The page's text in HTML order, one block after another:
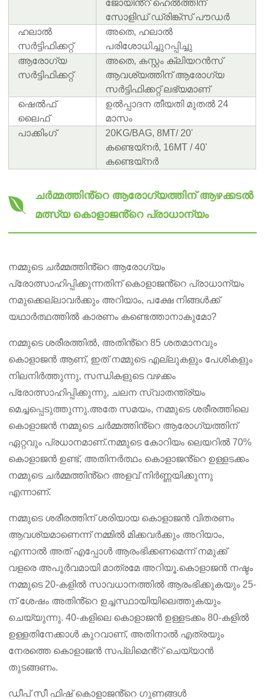
ജോയിൻ്റ് ഹെൽത്തിന്
സോളിഡ് ഡ്രിങ്ക്‌സ് പൗഡർ
ഹലാൽ
സർട്ടിഫിക്കറ്റ്
അതെ, ഹലാൽ
പരിശോധിച്ചുറപ്പിച്ചു
ആരോഗ്യ
സർട്ടിഫിക്കറ്റ്
അതെ, കസ്റ്റം ക്ലിയറൻസ്
ആവശ്യത്തിന് ആരോഗ്യ
സർട്ടിഫിക്കറ്റ് ലഭ്യമാണ്
ഷെൽഫ്
ലൈഫ്
ഉൽപ്പാദന തീയതി മുതൽ 24
മാസം
പാക്കിംഗ്
20KG/BAG, 8MT/ 20'
കണ്ടെയ്നർ, 16MT / 40'
കണ്ടെയ്നർ
ചർമ്മത്തിൻ്റെ ആരോഗ്യത്തിന് ആഴക്കടൽ
മത്സ്യ കൊളാജൻ്റെ പ്രാധാന്യം
നമ്മുടെ ചർമ്മത്തിൻ്റെ ആരോഗ്യം
പ്രോത്സാഹിപ്പിക്കുന്നതിന് കൊളാജൻ്റെ പ്രാധാന്യം
നമുക്കെല്ലാവർക്കും അറിയാം, പക്ഷേ നിങ്ങൾക്ക്
യഥാർത്ഥത്തിൽ കാരണം കണ്ടെത്താനാകുമോ?
നമ്മുടെ ശരീരത്തിൽ, അതിൻ്റെ 85 ശതമാനവും
കൊളാജൻ ആണ്, ഇത് നമ്മുടെ എല്ലുകളും പേശികളും
നിലനിർത്തുന്നു, സന്ധികളുടെ വഴക്കം
പ്രോത്സാഹിപ്പിക്കുന്നു, ചലന സ്വാതന്ത്ര്യം
മെച്ചപ്പെടുത്തുന്നു.അതേ സമയം, നമ്മുടെ ശരീരത്തിലെ
കൊളാജൻ നമ്മുടെ ചർമ്മത്തിൻ്റെ ആരോഗ്യത്തിന്
ഏറ്റവും പ്രധാനമാണ്.നമ്മുടെ കോറിയം ലെയറിൽ 70%
കൊളാജൻ ഉണ്ട്, അതിനർത്ഥം കൊളാജൻ്റെ ഉള്ളടക്കം
നമ്മുടെ ചർമ്മത്തിൻ്റെ അളവ് നിർണ്ണയിക്കുന്നു
എന്നാണ്.
നമ്മുടെ ശരീരത്തിന് ശരിയായ കൊളാജൻ വിതരണം
ആവശ്യമാണെന്ന് നമ്മിൽ മിക്കവർക്കും അറിയാം,
എന്നാൽ അത് എപ്പോൾ ആരംഭിക്കണമെന്ന് നമുക്ക്
വളരെ അപൂർവമായി മാത്രമേ അറിയൂ.കൊളാജൻ നഷ്ടം
നമ്മുടെ 20-കളിൽ സാവധാനത്തിൽ ആരംഭിക്കുകയും 25-
ന് ശേഷം അതിൻ്റെ ഉച്ചസ്ഥായിയിലെത്തുകയും
ചെയ്യുന്നു. 40-കളിലെ കൊളാജൻ ഉള്ളടക്കം 80-കളിൽ
ഉള്ളതിനേക്കാൾ കുറവാണ്, അതിനാൽ എത്രയും
നേരത്തെ കൊളാജൻ സപ്ലിമെൻ്റ് ചെയ്യാൻ
തുടങ്ങണം.
ഡീപ് സീ ഫിഷ് കൊളാജൻ്റെ ഗുണങ്ങൾ